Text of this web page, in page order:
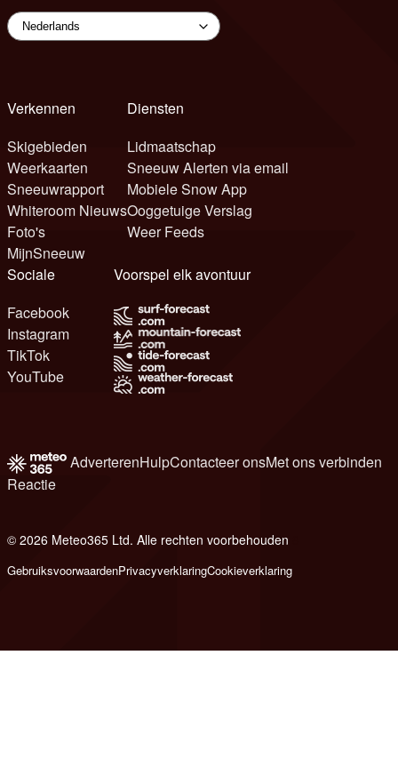
Verkennen
Skigebieden
Weerkaarten
Sneeuwrapport
Whiteroom Nieuws
Foto's
MijnSneeuw
Diensten
Lidmaatschap
Sneeuw Alerten via email
Mobiele Snow App
Ooggetuige Verslag
Weer Feeds
Sociale
Facebook
Instagram
TikTok
YouTube
Voorspel elk avontuur
AdverterenHulpContacteer onsMet ons verbinden
Reactie
© 2026 Meteo365 Ltd. Alle rechten voorbehouden
GebruiksvoorwaardenPrivacyverklaringCookieverklaring